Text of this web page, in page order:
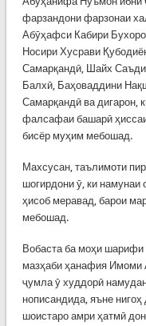
фарзандони фарзонаи
Абӯҳафси Кабири
Носири Хусрави
Самарқандӣ, Шайх
Балхӣ, Баҳоваддини
Самарқандӣ ва дигарон,
фалсафаи башарӣ
бисёр муҳим мебошад.
Махсусан, таълимоти
шогирдони ӯ, ки намунаи
ҳисоб меравад, барои
мебошад.
Вобаста ба моҳи
мазҳаби ҳанафия Имоми
ҷумла ӯ худдорӣ
нописандида, яъне
шоистаро амри ҳатмӣ